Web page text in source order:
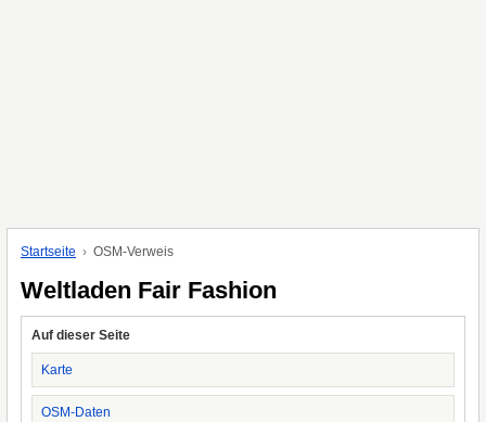
Startseite OSM-Verweis
Weltladen Fair Fashion
Auf dieser Seite
Karte
OSM-Daten